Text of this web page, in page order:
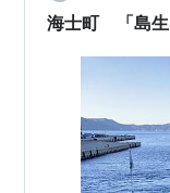
泊予約なら【一
海士町 「島生